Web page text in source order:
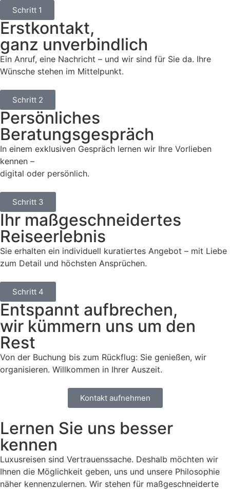
Schritt 1
Erstkontakt,
ganz unverbindlich
Ein Anruf, eine Nachricht – und wir sind für Sie da. Ihre
Wünsche stehen im Mittelpunkt.
Schritt 2
Persönliches
Beratungsgespräch
In einem exklusiven Gespräch lernen wir Ihre Vorlieben
kennen –
digital oder persönlich.
Schritt 3
Ihr maßgeschneidertes
Reiseerlebnis
Sie erhalten ein individuell kuratiertes Angebot – mit Liebe
zum Detail und höchsten Ansprüchen.
Schritt 4
Entspannt aufbrechen,
wir kümmern uns um den
Rest
Von der Buchung bis zum Rückflug: Sie genießen, wir
organisieren. Willkommen in Ihrer Auszeit.
Kontakt aufnehmen
Lernen Sie uns besser
kennen
Luxusreisen sind Vertrauenssache. Deshalb möchten wir
Ihnen die Möglichkeit geben, uns und unsere Philosophie
näher kennenzulernen. Wir stehen für maßgeschneiderte